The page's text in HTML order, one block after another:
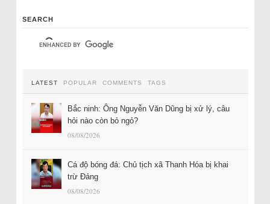
SEARCH
LATEST POPULAR COMMENTS TAGS
Bắc ninh: Ông Nguyễn Văn Dũng bị xử lý, câu
hỏi nào còn bỏ ngỏ?
08/08/2026
Cá độ bóng đá: Chủ tịch xã Thanh Hóa bị khai
trừ Đảng
08/08/2026